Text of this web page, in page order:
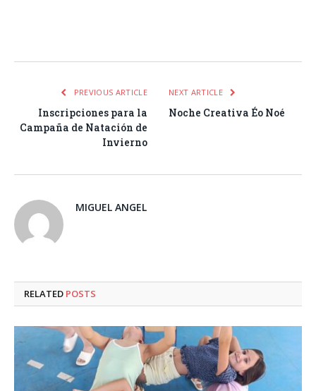
PREVIOUS ARTICLE
Inscripciones para la
Campaña de Natación de
Invierno
NEXT ARTICLE
Noche Creativa Éo Noé
MIGUEL ANGEL
RELATED POSTS